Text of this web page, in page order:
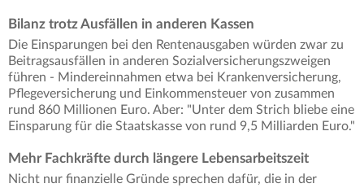
Bilanz trotz Ausfällen in anderen Kassen
Die Einsparungen bei den Rentenausgaben würden zwar zu
Beitragsausfällen in anderen Sozialversicherungszweigen
führen - Mindereinnahmen etwa bei Krankenversicherung,
Pflegeversicherung und Einkommensteuer von zusammen
rund 860 Millionen Euro. Aber: "Unter dem Strich bliebe eine
Einsparung für die Staatskasse von rund 9,5 Milliarden Euro."
Mehr Fachkräfte durch längere Lebensarbeitszeit
Nicht nur finanzielle Gründe sprechen dafür, die in der